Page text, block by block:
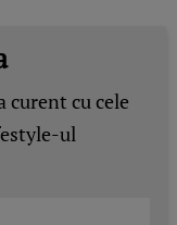
curent cu cele
ul